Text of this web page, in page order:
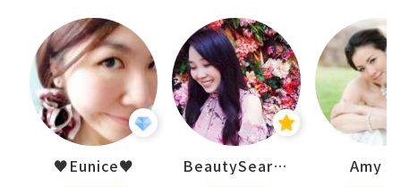
♥Eunice♥ BeautySearch Amy